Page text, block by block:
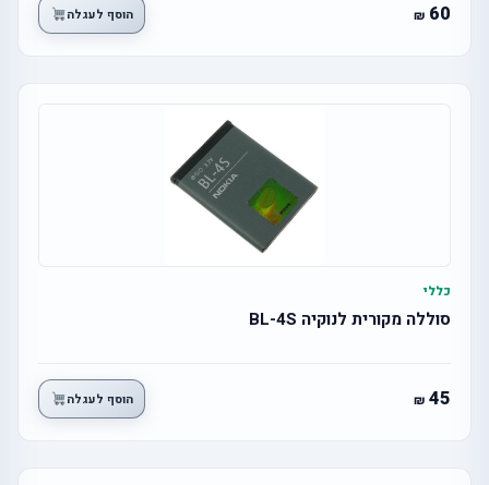
60 הוסף לעגלה
כללי
סוללה מקורית לנוקיה BL-4S
45 הוסף לעגלה